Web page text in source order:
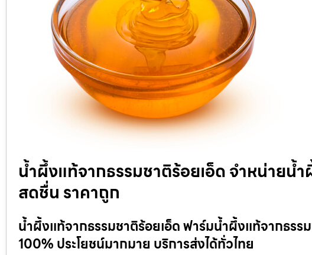
น้ำผึ้งแท้จากธรรมชาติร้อยเอ็ด จำหน่ายน้
สดชื่น ราคาถูก
น้ำผึ้งแท้จากธรรมชาติร้อยเอ็ด ฟาร์มน้ำผึ้งแท้จากธร
100% ประโยชน์มากมาย บริการส่งได้ทั่วไทย